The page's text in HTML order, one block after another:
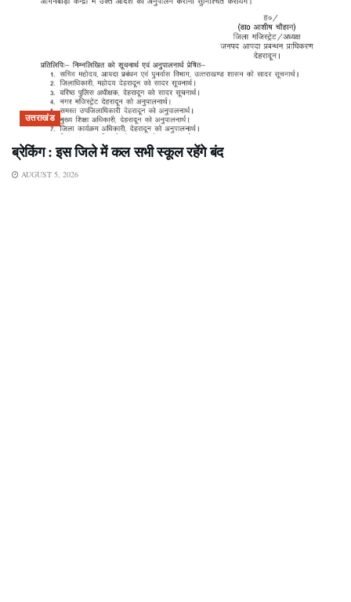
उत्तराखंड
ब्रेकिंग : इस जिले में कल सभी स्कूल रहेंगे बंद
AUGUST 5, 2026